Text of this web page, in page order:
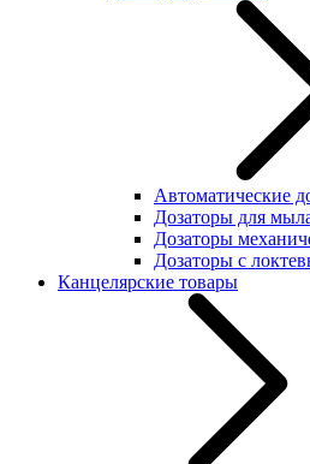
Автоматические
Дозаторы для
Дозаторы
Дозаторы с
Канцелярские товары